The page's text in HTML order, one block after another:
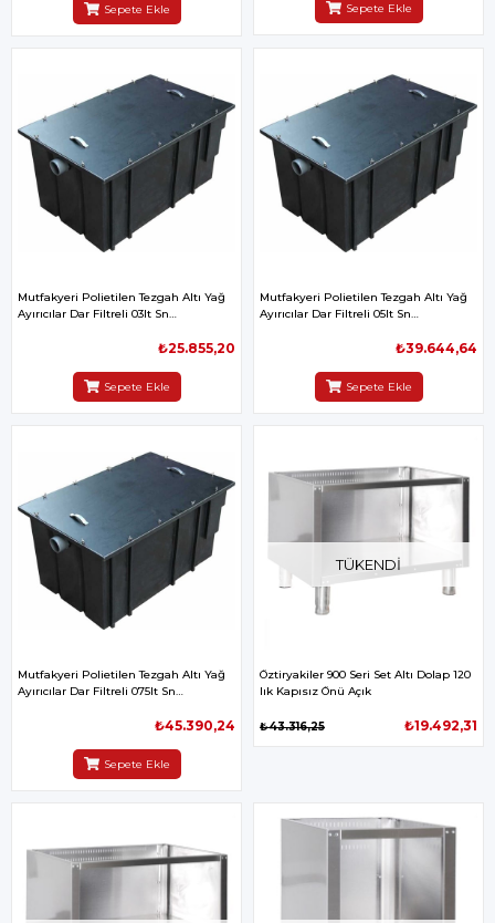
Sepete Ekle Sepete Ekle
Mutfakyeri Polietilen Tezgah Altı Yağ
Ayırıcılar Dar Filtreli 03lt Sn
₺25.855,20
Sepete Ekle
Mutfakyeri Polietilen Tezgah Altı Yağ
Ayırıcılar Dar Filtreli 05lt Sn
₺39.644,64
Sepete Ekle
Mutfakyeri Polietilen Tezgah Altı Yağ
Ayırıcılar Dar Filtreli 075lt Sn
₺45.390,24
Sepete Ekle
TÜKENDI
Öztiryakiler 900 Seri Set Altı Dolap 120
lık Kapısız Önü Açık
₺19.492,31
₺43.316,25